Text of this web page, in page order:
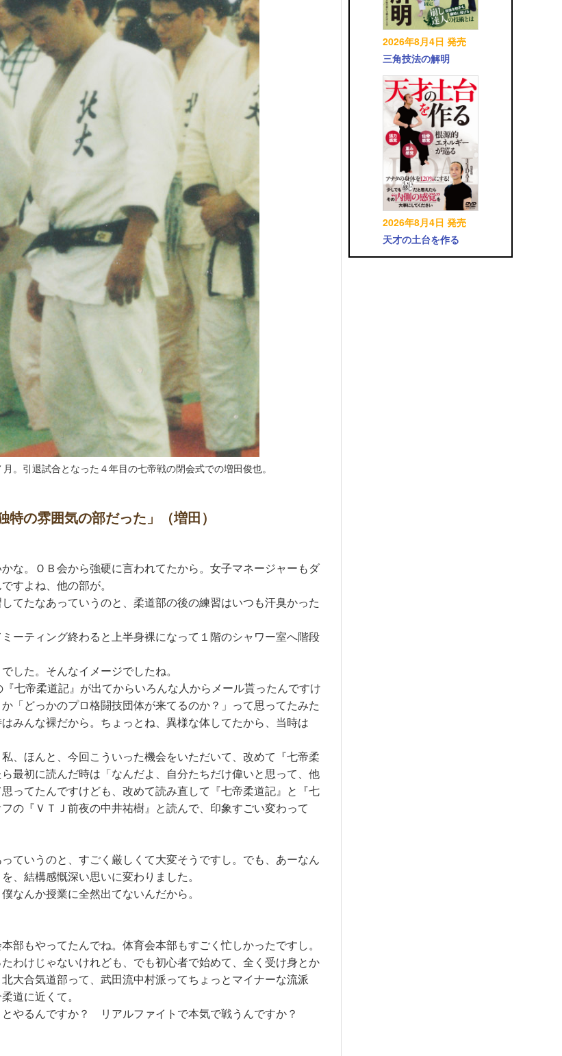
。引退試合となった４年目の七帝戦の閉会式での増田俊也。
特の雰囲気の部だった」（増田）
な。ＯＢ会から強硬に言われてたから。女子マネージャーもダ
すよね、他の部が。
てたなあっていうのと、柔道部の後の練習はいつも汗臭かった
ーティング終わると上半身裸になって１階のシャワー室へ階段
した。そんなイメージでしたね。
七帝柔道記』が出てからいろんな人からメール貰ったんですけ
「どっかのプロ格闘技団体が来てるのか？」って思ってたみた
みんな裸だから。ちょっとね、異様な体してたから、当時は
、ほんと、今回こういった機会をいただいて、改めて『七帝柔
最初に読んだ時は「なんだよ、自分たちだけ偉いと思って、他
ってたんですけども、改めて読み直して『七帝柔道記』と『七
の『ＶＴＪ前夜の中井祐樹』と読んで、印象すごい変わって
ていうのと、すごく厳しくて大変そうですし。でも、あーなん
、結構感慨深い思いに変わりました。
なんか授業に全然出てないんだから。
部もやってたんでね。体育会本部もすごく忙しかったですし。
わけじゃないけれども、でも初心者で始めて、全く受け身とか
大合気道部って、武田流中村派ってちょっとマイナーな流派
道に近くて。
やるんですか？ リアルファイトで本気で戦うんですか？
2026年8月4日 発売
三角技法の解明
2026年8月4日 発売
天才の土台を作る